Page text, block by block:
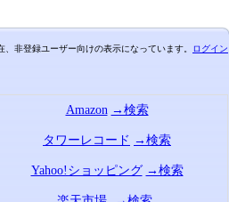
、非登録ユーザー向けの表示になっています。 ログイン
Amazon →検索
タワーレコード →検索
Yahoo!ショッピング →検索